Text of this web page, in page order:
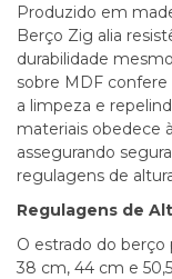
Produzido em
Berço Zig alia
durabilidade
sobre MDF
a limpeza e
materiais obedece
assegurando
regulagens de
Regulagens de
O estrado do berço
38 cm, 44 cm e